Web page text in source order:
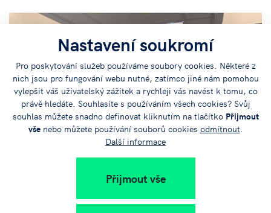
Nastavení soukromí
Pro poskytování služeb používáme soubory cookies. Některé z
nich jsou pro fungování webu nutné, zatímco jiné nám pomohou
vylepšit váš uživatelský zážitek a rychleji vás navést k tomu, co
právě hledáte. Souhlasíte s používáním všech cookies? Svůj
souhlas můžete snadno definovat kliknutím na tlačítko Přijmout
všenebo můžete používání souborů cookies odmítnout.
Další informace
Přijmout vše